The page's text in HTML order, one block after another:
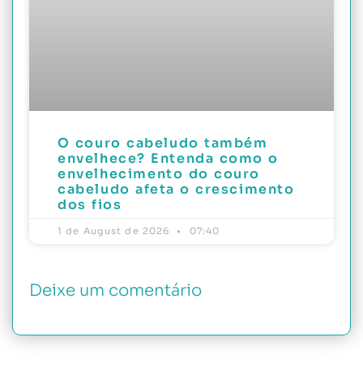
O couro cabeludo também
envelhece? Entenda como o
envelhecimento do couro
cabeludo afeta o crescimento
dos fios
1 de August de 2026 07:40
Deixe um comentário